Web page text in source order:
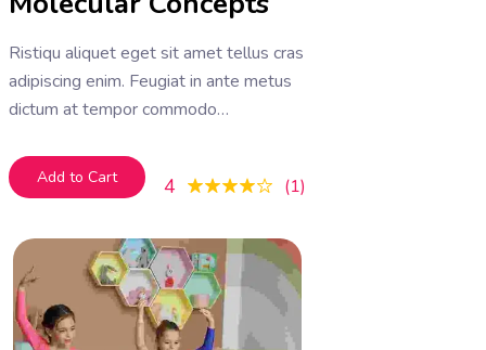
4 1
Ristiqu aliquet eget sit amet tellus cras
adipiscing enim. Feugiat in ante metus
dictum at tempor commodo
facilisi etiam dignissim. Vestibulum
mattis ullamcorper velit sed
Dolor sit amet consectetur adipiscing
elit. A erat nam at lectus urna duis
convallis
Add to Cart